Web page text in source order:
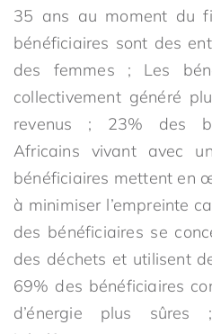
35 ans au moment du
bénéficiaires sont des
des femmes ; Les
collectivement généré
revenus ; 23% des
Africains vivant avec
bénéficiaires mettent en
à minimiser l’empreinte
des bénéficiaires se
des déchets et utilisent
69% des bénéficiaires
d’énergie plus